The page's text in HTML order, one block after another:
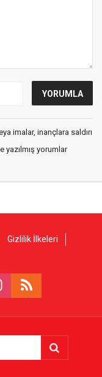
imalar, inançlara saldırı
yazılmış yorumlar
Gizlilik İlkeleri